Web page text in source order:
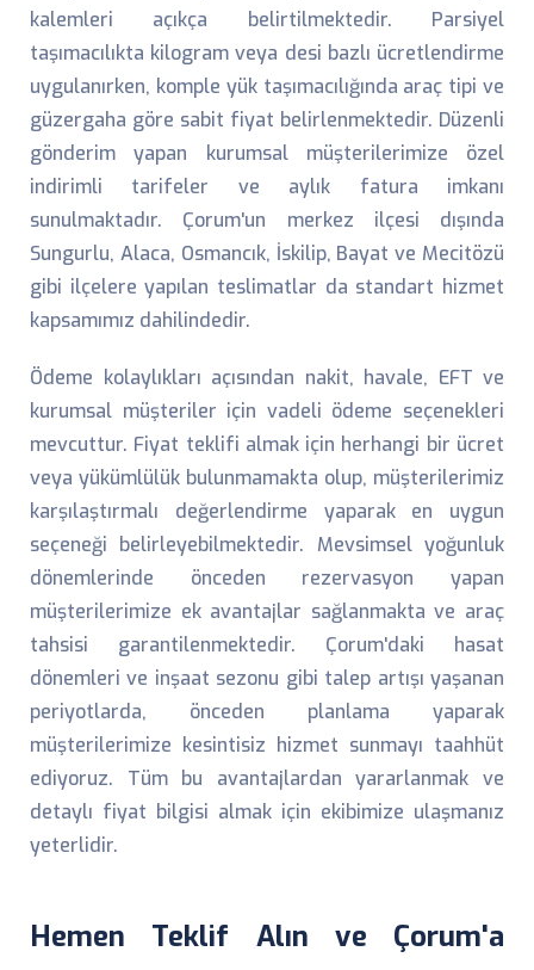
kalemleri açıkça belirtilmektedir. Parsiyel
taşımacılıkta kilogram veya desi bazlı ücretlendirme
uygulanırken, komple yük taşımacılığında araç tipi ve
güzergaha göre sabit fiyat belirlenmektedir. Düzenli
gönderim yapan kurumsal müşterilerimize özel
indirimli tarifeler ve aylık fatura imkanı
sunulmaktadır. Çorum'un merkez ilçesi dışında
Sungurlu, Alaca, Osmancık, İskilip, Bayat ve Mecitözü
gibi ilçelere yapılan teslimatlar da standart hizmet
kapsamımız dahilindedir.
Ödeme kolaylıkları açısından nakit, havale, EFT ve
kurumsal müşteriler için vadeli ödeme seçenekleri
mevcuttur. Fiyat teklifi almak için herhangi bir ücret
veya yükümlülük bulunmamakta olup, müşterilerimiz
karşılaştırmalı değerlendirme yaparak en uygun
seçeneği belirleyebilmektedir. Mevsimsel yoğunluk
dönemlerinde önceden rezervasyon yapan
müşterilerimize ek avantajlar sağlanmakta ve araç
tahsisi garantilenmektedir. Çorum'daki hasat
dönemleri ve inşaat sezonu gibi talep artışı yaşanan
periyotlarda, önceden planlama yaparak
müşterilerimize kesintisiz hizmet sunmayı taahhüt
ediyoruz. Tüm bu avantajlardan yararlanmak ve
detaylı fiyat bilgisi almak için ekibimize ulaşmanız
yeterlidir.
Hemen Teklif Alın ve Çorum'a